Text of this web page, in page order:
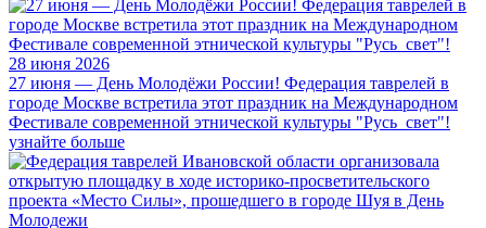
28 июня 2026
27 июня — День Молодёжи России! Федерация таврелей в
городе Москве встретила этот праздник на Международном
Фестивале современной этнической культуры "Русь_свет"!
узнайте больше